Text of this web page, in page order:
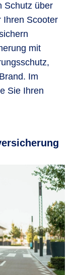
Schutz über
Ihren Scooter
mit
Im
Sie Ihren